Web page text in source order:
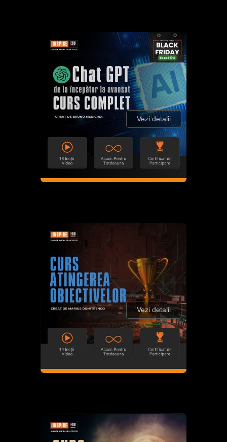
Vezi detalii
Vezi detalii